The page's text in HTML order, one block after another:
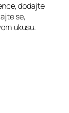
dodajte
se,
ukusu.